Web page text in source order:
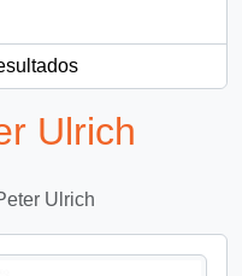
Ulrich
Ulrich